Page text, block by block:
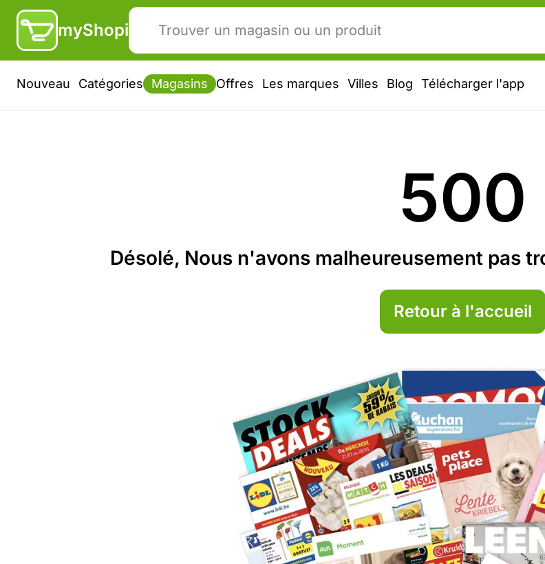
myShopi
Nouveau Catégories Magasins Offres Les marques Villes Blog Télécharger l'app
500
Désolé, Nous n'avons malheureusement pas
Retour à l'accueil